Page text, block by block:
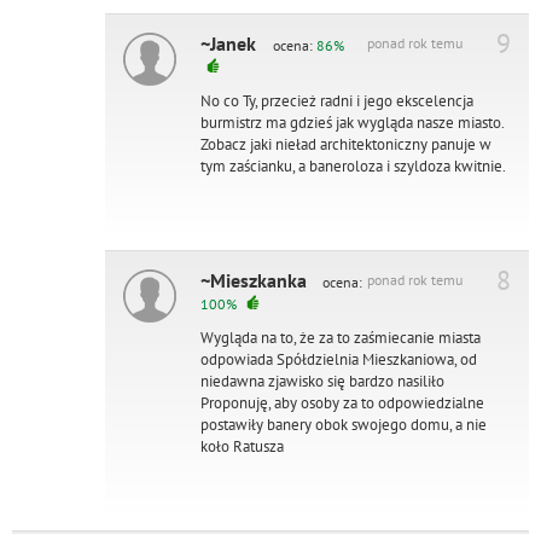
~Janek 9
ponad rok temu
ocena: 86%
No co Ty, przecież radni i jego ekscelencja
burmistrz ma gdzieś jak wygląda nasze miasto.
Zobacz jaki nieład architektoniczny panuje w
tym zaścianku, a baneroloza i szyldoza kwitnie.
~Mieszkanka 8
ponad rok temu
ocena:
100%
Wygląda na to, że za to zaśmiecanie miasta
odpowiada Spółdzielnia Mieszkaniowa, od
niedawna zjawisko się bardzo nasiliło
Proponuję, aby osoby za to odpowiedzialne
postawiły banery obok swojego domu, a nie
koło Ratusza